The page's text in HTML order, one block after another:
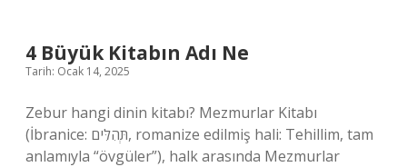
4 Büyük Kitabın Adı Ne
Tarih: Ocak 14, 2025
Zebur hangi dinin kitabı? Mezmurlar Kitabı
(İbranice: תְּהִלִּים‎, romanize edilmiş hali: Tehillim, tam
anlamıyla “övgüler”), halk arasında Mezmurlar